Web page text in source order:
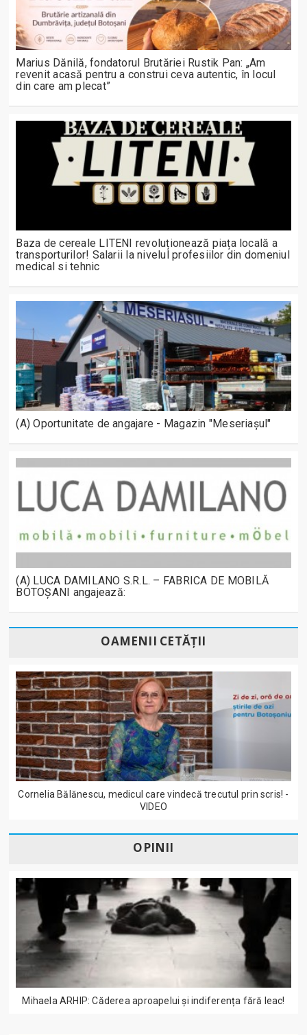
Marius Dănilă, fondatorul Brutăriei Rustik Pan: „Am
revenit acasă pentru a construi ceva autentic, în locul
din care am plecat”
Baza de cereale LITENI revoluționează piața locală a
transporturilor! Salarii la nivelul profesiilor din domeniul
medical si tehnic
(A) Oportunitate de angajare - Magazin "Meseriașul"
(A) LUCA DAMILANO S.R.L. – FABRICA DE MOBILĂ
BOTOȘANI angajează:
OAMENII CETĂȚII
Cornelia Bălănescu, medicul care vindecă trecutul prin scris! -
VIDEO
OPINII
Mihaela ARHIP: Căderea aproapelui și indiferența fără leac!